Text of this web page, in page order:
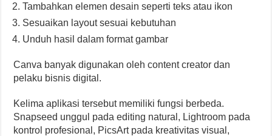
Tambahkan elemen desain seperti teks atau ikon
Sesuaikan layout sesuai kebutuhan
Unduh hasil dalam format gambar
Canva banyak digunakan oleh content creator dan
pelaku bisnis digital.
Kelima aplikasi tersebut memiliki fungsi berbeda.
Snapseed unggul pada editing natural, Lightroom pada
kontrol profesional, PicsArt pada kreativitas visual,